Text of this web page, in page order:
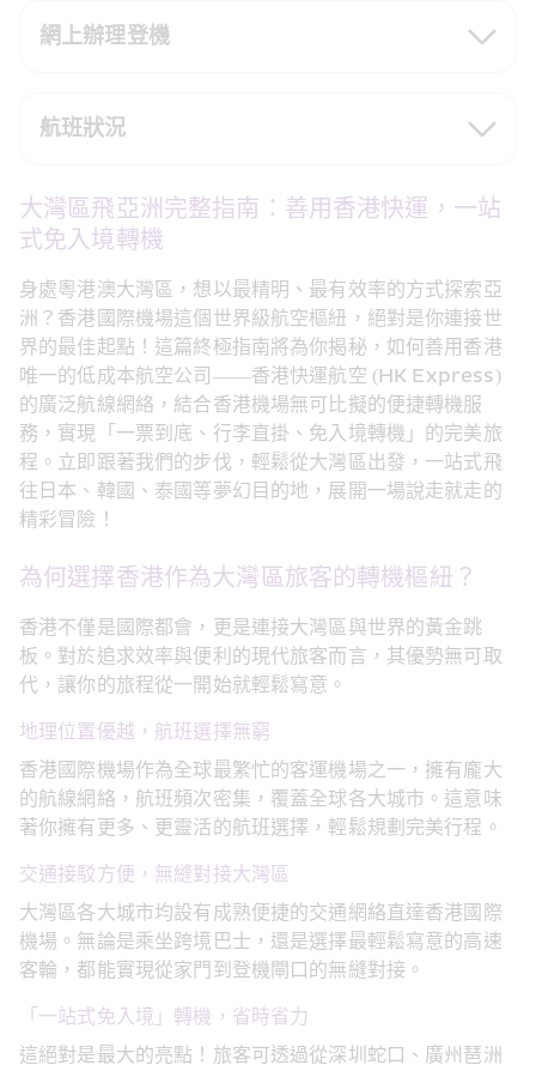
網上辦理登機
航班狀況
大灣區飛亞洲完整指南：善用香港快運，一站
式免入境轉機
身處粵港澳大灣區，想以最精明、最有效率的方式探索亞
洲？香港國際機場這個世界級航空樞紐，絕對是你連接世
界的最佳起點！這篇終極指南將為你揭秘，如何善用香港
唯一的低成本航空公司——香港快運航空 (HK Express)
的廣泛航線網絡，結合香港機場無可比擬的便捷轉機服
務，實現「一票到底、行李直掛、免入境轉機」的完美旅
程。立即跟著我們的步伐，輕鬆從大灣區出發，一站式飛
往日本、韓國、泰國等夢幻目的地，展開一場說走就走的
精彩冒險！
為何選擇香港作為大灣區旅客的轉機樞紐？
香港不僅是國際都會，更是連接大灣區與世界的黃金跳
板。對於追求效率與便利的現代旅客而言，其優勢無可取
代，讓你的旅程從一開始就輕鬆寫意。
地理位置優越，航班選擇無窮
香港國際機場作為全球最繁忙的客運機場之一，擁有龐大
的航線網絡，航班頻次密集，覆蓋全球各大城市。這意味
著你擁有更多、更靈活的航班選擇，輕鬆規劃完美行程。
交通接駁方便，無縫對接大灣區
大灣區各大城市均設有成熟便捷的交通網絡直達香港國際
機場。無論是乘坐跨境巴士，還是選擇最輕鬆寫意的高速
客輪，都能實現從家門到登機閘口的無縫對接。
「一站式免入境」轉機，省時省力
這絕對是最大的亮點！旅客可透過從深圳蛇口、廣州琶洲